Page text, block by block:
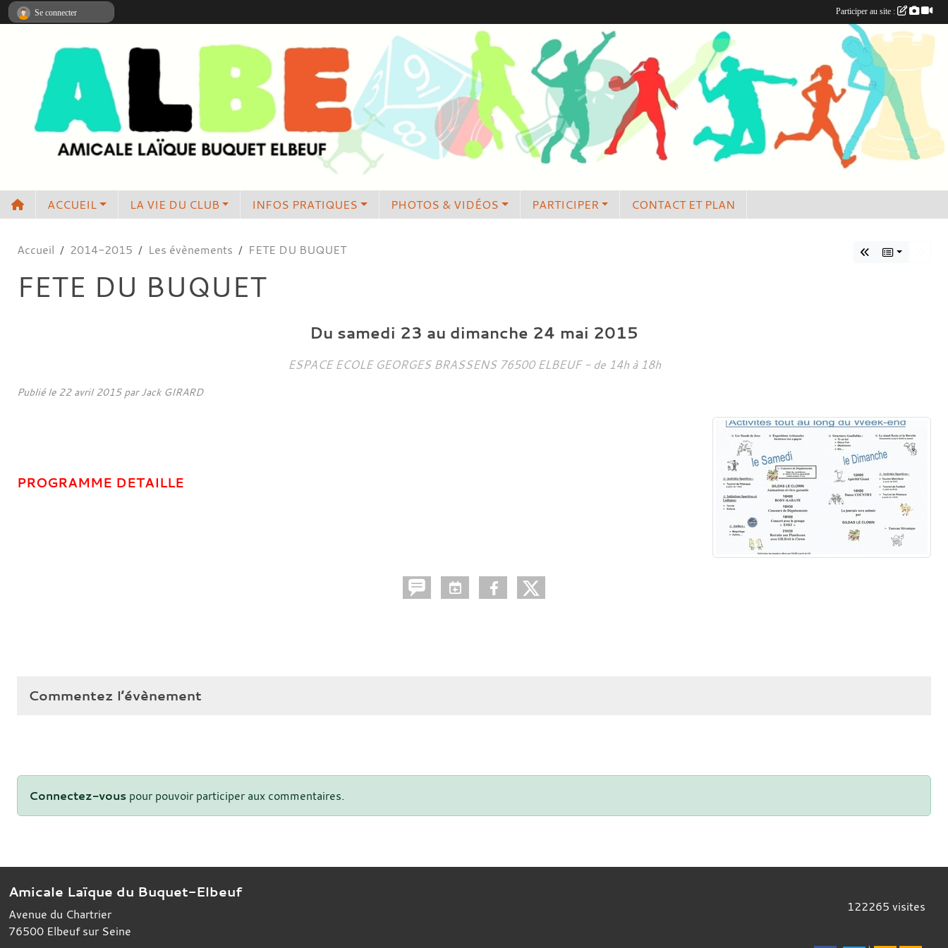
ACCUEIL LA VIE DU CLUB INFOS PRATIQUES PHOTOS & VIDÉOS PARTICIPER CONTACT ET PLAN
Accueil 2014-2015 Les évènements FETE DU BUQUET
FETE DU BUQUET
Du samedi 23 au dimanche 24 mai 2015
ESPACE ECOLE GEORGES BRASSENS 76500 ELBEUF - de 14h à 18h
Publié le 22 avril 2015par Jack GIRARD
PROGRAMME DETAILLE
Commentez l’évènement
Connectez-vous pour pouvoir participer aux commentaires.
Amicale Laïque du Buquet-Elbeuf
Avenue du Chartrier
76500 Elbeuf sur Seine
122265 visites
Se connecter Participer au site :
Panneau de gestion des cookies